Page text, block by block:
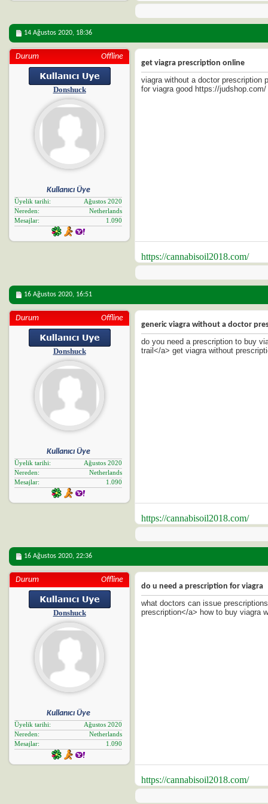
14 Ağustos 2020, 18:36
Durum Offline
Donshuck
Kullanıcı Üye
Üyelik tarihi
Ağustos 2020
Nereden
Netherlands
Mesajlar
1.090
get viagra prescription online
viagra without a doctor prescription
for viagra good https://judshop.com/
https://cannabisoil2018.com/
16 Ağustos 2020, 16:51
Durum Offline
Donshuck
Kullanıcı Üye
Üyelik tarihi
Ağustos 2020
Nereden
Netherlands
Mesajlar
1.090
generic viagra without a doctor
do you need a prescription to buy
trail</a> get viagra without
https://cannabisoil2018.com/
16 Ağustos 2020, 22:36
Durum Offline
Donshuck
Kullanıcı Üye
Üyelik tarihi
Ağustos 2020
Nereden
Netherlands
Mesajlar
1.090
do u need a prescription for viagra
what doctors can issue
prescription</a> how to buy viagra
https://cannabisoil2018.com/